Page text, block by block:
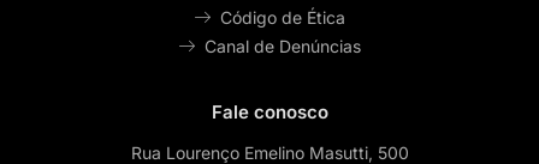
Código de Ética
Canal de Denúncias
Fale conosco
Rua Lourenço Emelino Masutti, 500